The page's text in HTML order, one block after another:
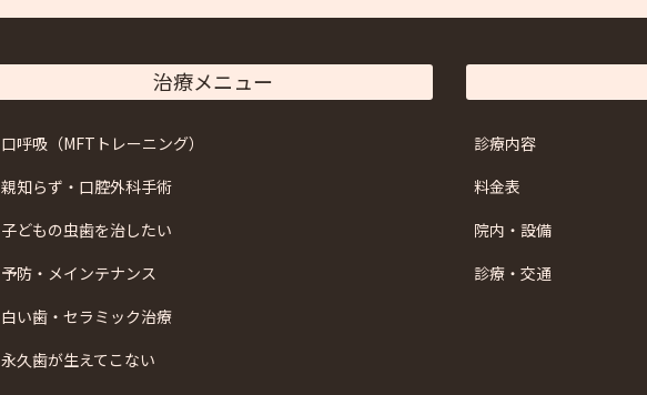
治療メニュー
口呼吸（MFTトレーニング）
親知らず・口腔外科手術
子どもの虫歯を治したい
予防・メインテナンス
白い歯・セラミック治療
永久歯が生えてこない
診療内容
料金表
院内・設備
診療・交通